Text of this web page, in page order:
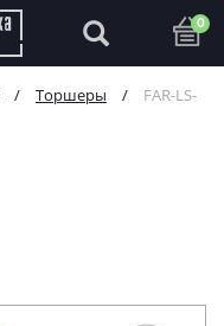
0
/ Торшеры /
FAR-LS-